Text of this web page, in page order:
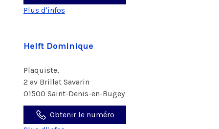
Plus d'infos
Helft Dominique
Plaquiste,
2 av Brillat Savarin
01500 Saint-Denis-en-Bugey
Obtenir le numéro